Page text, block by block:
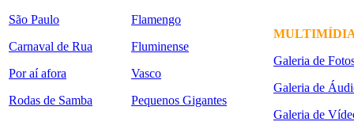
São Paulo
Carnaval de Rua
Por aí afora
Rodas de Samba
Flamengo
Fluminense
Vasco
Pequenos Gigantes
Galeria de
Galeria de
Galeria de